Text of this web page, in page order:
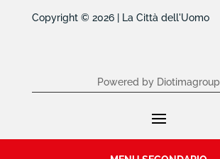
Copyright © 2026 | La Città dell'Uomo
Powered by Diotimagroup